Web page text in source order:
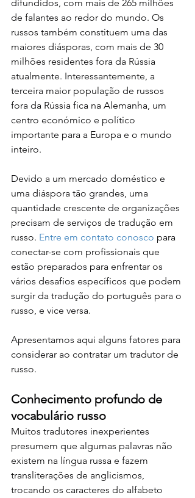
difundidos, com mais de 265 milhões
de falantes ao redor do mundo. Os
russos também constituem uma das
maiores diásporas, com mais de 30
milhões residentes fora da Rússia
atualmente. Interessantemente, a
terceira maior população de russos
fora da Rússia fica na Alemanha, um
centro económico e político
importante para a Europa e o mundo
inteiro.
Devido a um mercado doméstico e
uma diáspora tão grandes, uma
quantidade crescente de organizações
precisam de serviços de tradução em
russo. Entre em contato conosco para
conectar-se com profissionais que
estão preparados para enfrentar os
vários desafios específicos que podem
surgir da tradução do português para o
russo, e vice versa.
Apresentamos aqui alguns fatores para
considerar ao contratar um tradutor de
russo.
Conhecimento profundo de
vocabulário russo
Muitos tradutores inexperientes
presumem que algumas palavras não
existem na língua russa e fazem
transliterações de anglicismos,
trocando os caracteres do alfabeto